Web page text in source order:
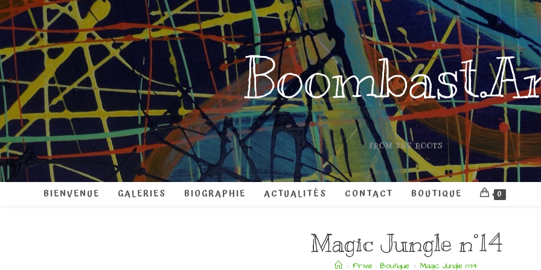
Skip
to
content
FROM THE ROOTS
BIENVENUE GALERIES BIOGRAPHIE ACTUALITÉS CONTACT BOUTIQUE 0
Magic Jungle n°14
> Privé : Boutique > Magic Jungle n°14